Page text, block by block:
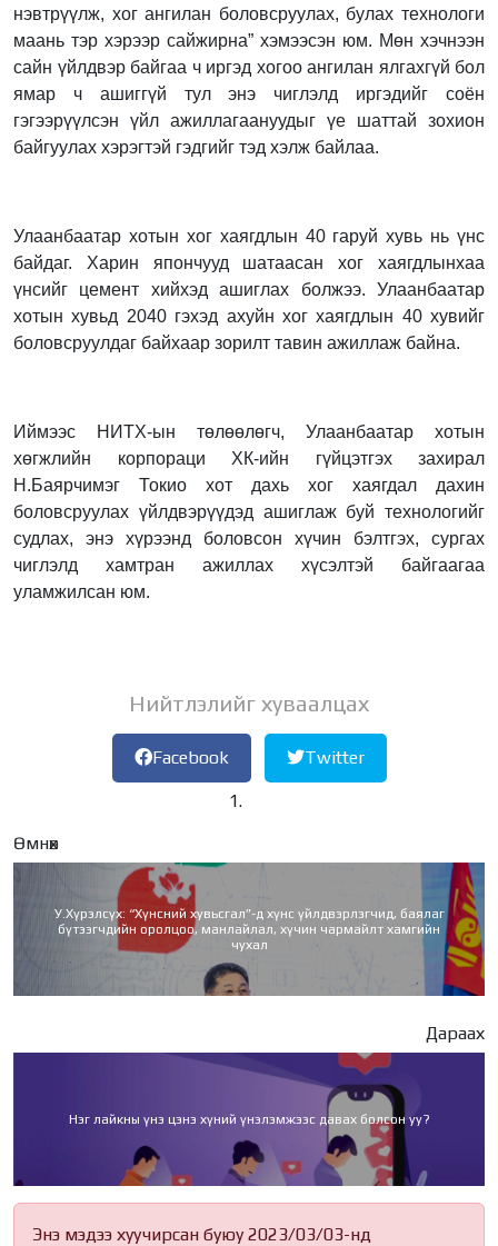
нэвтрүүлж, хог ангилан боловсруулах, булах технологи
маань тэр хэрээр сайжирна” хэмээсэн юм. Мөн хэчнээн
сайн үйлдвэр байгаа ч иргэд хогоо ангилан ялгахгүй бол
ямар ч ашиггүй тул энэ чиглэлд иргэдийг соён
гэгээрүүлсэн үйл ажиллагаануудыг үе шаттай зохион
байгуулах хэрэгтэй гэдгийг тэд хэлж байлаа.
Улаанбаатар хотын хог хаягдлын 40 гаруй хувь нь үнс
байдаг. Харин япончууд шатаасан хог хаягдлынхаа
үнсийг цемент хийхэд ашиглах болжээ. Улаанбаатар
хотын хувьд 2040 гэхэд ахуйн хог хаягдлын 40 хувийг
боловсруулдаг байхаар зорилт тавин ажиллаж байна.
Иймээс НИТХ-ын төлөөлөгч, Улаанбаатар хотын
хөгжлийн корпораци ХК-ийн гүйцэтгэх захирал
Н.Баярчимэг Токио хот дахь хог хаягдал дахин
боловсруулах үйлдвэрүүдэд ашиглаж буй технологийг
судлах, энэ хүрээнд боловсон хүчин бэлтгэх, сургах
чиглэлд хамтран ажиллах хүсэлтэй байгаагаа
уламжилсан юм.
Нийтлэлийг хуваалцах
Facebook Twitter
Өмнөх
У.Хүрэлсүх: “Хүнсний хувьсгал”-д хүнс үйлдвэрлэгчид, баялаг
бүтээгчдийн оролцоо, манлайлал, хүчин чармайлт хамгийн
чухал
Дараах
Нэг лайкны үнэ цэнэ хүний үнэлэмжээс давах болсон уу?
Энэ мэдээ хуучирсан буюу 2023/03/03-нд